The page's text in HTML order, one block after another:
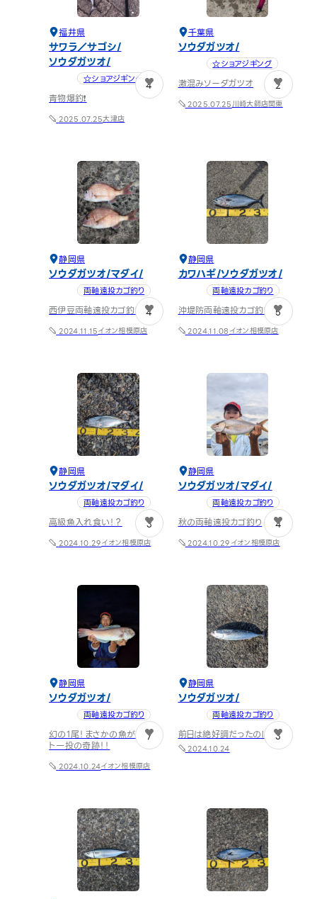
福井県
サワラ／サゴシ
ソウダガツオ
☆ショアジギング
青物爆釣❗️
2025.07.25大津店
4
千葉県
ソウダガツオ
☆ショアジギング
激混みソーダガツオ
2025.07.25川崎大師店関東
2
静岡県
ソウダガツオ マダイ
両軸遠投カゴ釣り
西伊豆両軸遠投カゴ釣り
2024.11.15イオン相模原店
4
静岡県
カワハギ ソウダガツオ
両軸遠投カゴ釣り
沖堤防両軸遠投カゴ釣り！！
2024.11.08イオン相模原店
5
静岡県
ソウダガツオ マダイ
両軸遠投カゴ釣り
高級魚入れ食い！？
2024.10.29イオン相模原店
3
静岡県
ソウダガツオ マダイ
両軸遠投カゴ釣り
秋の両軸遠投カゴ釣り
2024.10.29イオン相模原店
4
静岡県
ソウダガツオ
両軸遠投カゴ釣り
幻の1尾！まさかの魚が！！ラス
ト一投の奇跡！！
2024.10.24イオン相模原店
7
静岡県
ソウダガツオ
両軸遠投カゴ釣り
前日は絶好調だったのに。。。
2024.10.24
3